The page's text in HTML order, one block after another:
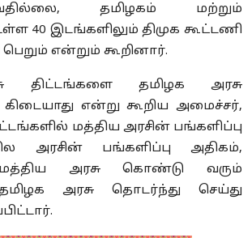
தமிழகம் மற்றும்
உள்ள 40 இடங்களிலும் திமுக கூட்டணி
என்றும் கூறினார்.
திட்டங்களை தமிழக அரசு
கிடையாது என்று கூறிய அமைச்சர்,
மத்திய அரசின் பங்களிப்பு
அரசின் பங்களிப்பு அதிகம்,
மத்திய அரசு கொண்டு வரும்
அரசு தொடர்ந்து செய்து